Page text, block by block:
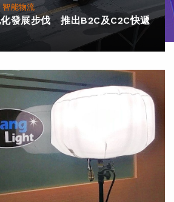
智能物流
發展步伐 推出B2C及C2C快遞